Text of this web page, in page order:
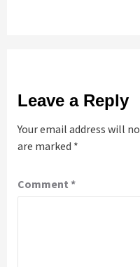
Leave a Reply
Your email address will
are marked *
Comment *